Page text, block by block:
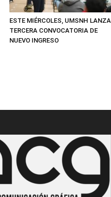
ESTE MIÉRCOLES, UMSNH LANZA
TERCERA CONVOCATORIA DE
NUEVO INGRESO